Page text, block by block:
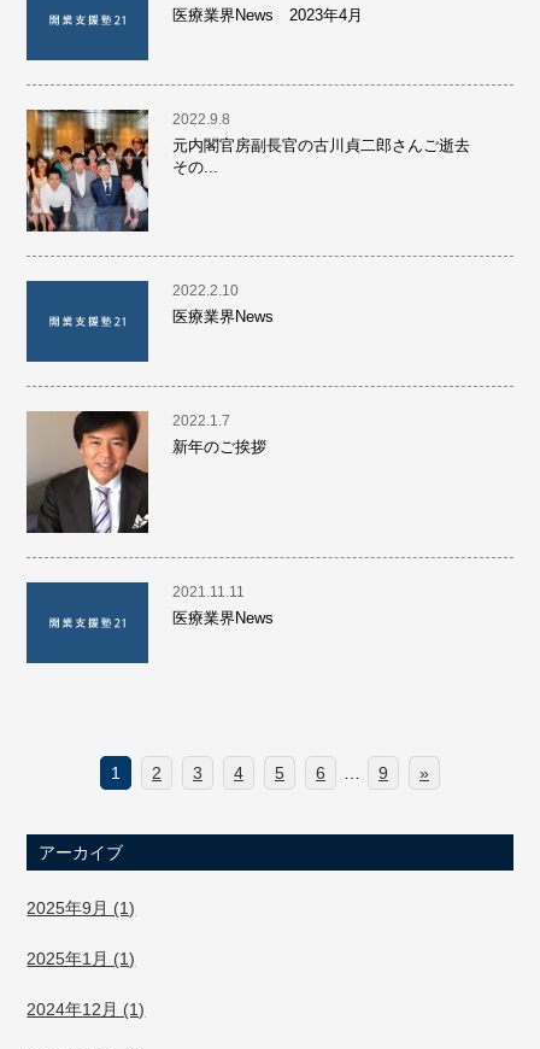
医療業界News 2023年4月
2022.9.8
元内閣官房副長官の古川貞二郎さんご逝去
その...
2022.2.10
医療業界News
2022.1.7
新年のご挨拶
2021.11.11
医療業界News
1 2 3 4 5 6 9 »
アーカイブ
2025年9月 (1)
2025年1月 (1)
2024年12月 (1)